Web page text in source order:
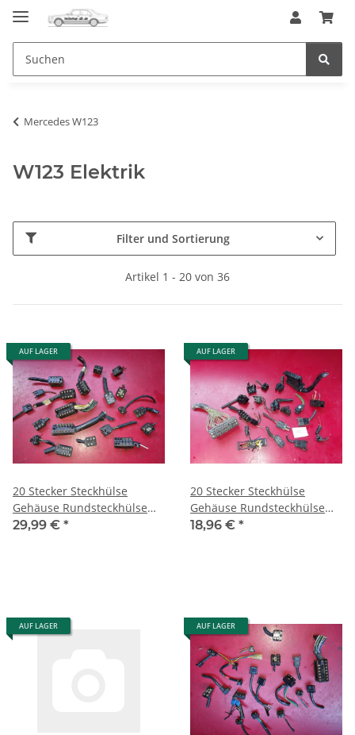
Mercedes W123
W123 Elektrik
Filter und Sortierung
Artikel 1 - 20 von 36
AUF LAGER
20 Stecker Steckhülse
Gehäuse Rundsteckhülse
Mercedes Porsche W126
29,99 € *
AUF LAGER
20 Stecker Steckhülse
Gehäuse Rundsteckhülse
Mercedes Porsche W126
18,96 € *
AUF LAGER AUF LAGER